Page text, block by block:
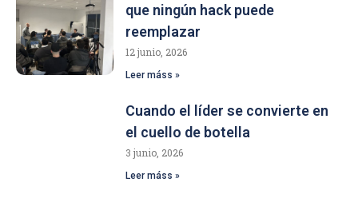
que ningún hack puede
reemplazar
12 junio, 2026
Leer máss »
Cuando el líder se convierte en
el cuello de botella
3 junio, 2026
Leer máss »